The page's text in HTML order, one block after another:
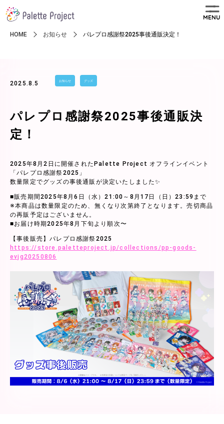
MENU
HOME お知らせ パレプロ感謝祭2025事後通販決定！
2025.8.5 お知らせ グッズ
パレプロ感謝祭2025事後通販決
定！
2025年8月2日に開催されたPalette Project オフラインイベント
「パレプロ感謝祭2025」
数量限定でグッズの事後通販が決定いたしました✨
■販売期間2025年8月6日（水）21:00～8月17日（日）23:59まで
※本商品は数量限定のため、無くなり次第終了となります。売切商品
の再販予定はございません。
■お届け時期2025年8月下旬より順次〜
【事後販売】パレプロ感謝祭2025
https://store.paletteproject.jp/collections/pp-goods-
evjg20250806